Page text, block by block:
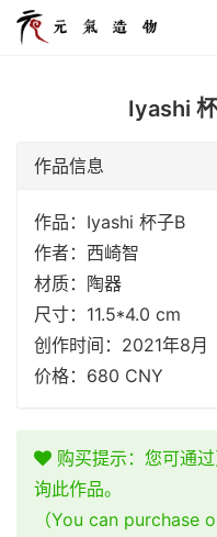
Iyashi 杯
作品信息
作品：Iyashi 杯子B
作者：西崎智
材质：陶器
尺寸：11.5*4.0 cm
创作时间：2021年8月
价格：680 CNY
购买提示：您可通
询此作品。
（You can